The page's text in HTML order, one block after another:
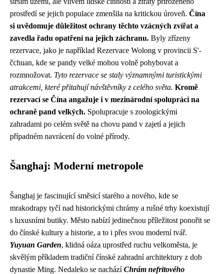
prostředí se jejich populace zmenšila na kritickou úroveň. Čína
si uvědomuje důležitost ochrany těchto vzácných zvířat a
zavedla řadu opatření na jejich záchranu. Byly zřízeny
rezervace, jako je například Rezervace Wolong v provincii S'-
čchuan, kde se pandy velké mohou volně pohybovat a
rozmnožovat. Tyto rezervace se staly významnými turistickými
atrakcemi, které přitahují návštěvníky z celého světa. Kromě
rezervací se Čína angažuje i v mezinárodní spolupráci na
ochraně pand velkých. Spolupracuje s zoologickými
zahradami po celém světě na chovu pand v zajetí a jejich
případném navrácení do volné přírody.
Šanghaj: Moderní metropole
Šanghaj je fascinující směsicí starého a nového, kde se
mrakodrapy tyčí nad historickými chrámy a rušné trhy koexistují
s luxusními butiky. Město nabízí jedinečnou příležitost ponořit se
do čínské kultury a historie, a to i přes svou moderní tvář.
Yuyuan Garden, klidná oáza uprostřed ruchu velkoměsta, je
skvělým příkladem tradiční čínské zahradní architektury z dob
dynastie Ming. Nedaleko se nacházíChrám nefritového